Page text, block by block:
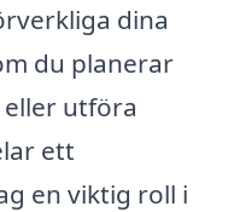
dina
du planerar
utföra
ett
en viktig roll i